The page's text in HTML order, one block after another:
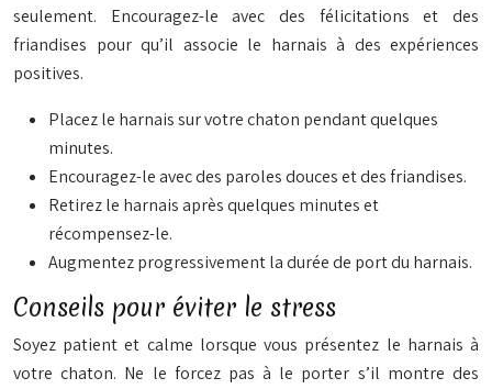
seulement. Encouragez-le avec des félicitations et des
friandises pour qu’il associe le harnais à des expériences
positives.
Placez le harnais sur votre chaton pendant quelques
minutes.
Encouragez-le avec des paroles douces et des friandises.
Retirez le harnais après quelques minutes et
récompensez-le.
Augmentez progressivement la durée de port du harnais.
Conseils pour éviter le stress
Soyez patient et calme lorsque vous présentez le harnais à
votre chaton. Ne le forcez pas à le porter s’il montre des